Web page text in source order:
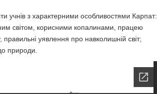
учнів з характерними особливостями Карпат:
світом, корисними копалинами, працею
уявлення про навколишній світ;
природи.